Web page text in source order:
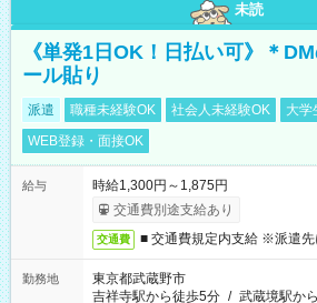
未読
《単発1日OK！日払い可》＊
ール貼り
派遣 職種未経験OK 社会人未経験OK 大学
WEB登録・面接OK
給与
時給1,300円～1,875円
交通費別途支給あり
交通費 ■ 交通費規定内支給 ※派遣先
勤務地
東京都武蔵野市
吉祥寺駅から徒歩5分 / 武蔵境駅か